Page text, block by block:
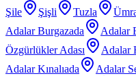
Şile
Şişli Tuzla
Adalar Burgazada
Adalar
Özgürlükler Adası
Adalar
Adalar Kınalıada
Adalar